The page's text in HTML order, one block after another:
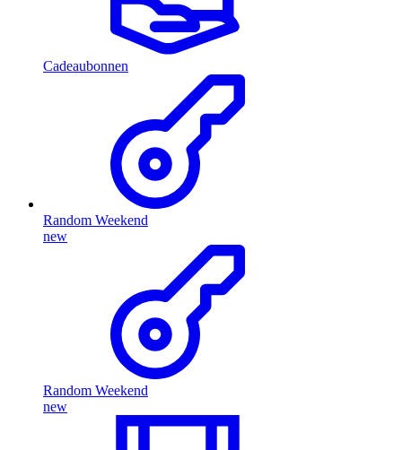
Cadeaubonnen
Random Weekend
new
Random Weekend
new